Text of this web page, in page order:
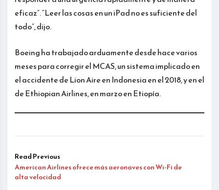
eficaz”. “Leer las cosas en un iPad no es suficiente del
todo”, dijo.
Boeing ha trabajado arduamente desde hace varios
meses para corregir el MCAS, un sistema implicado en
el accidente de Lion Aire en Indonesia en el 2018, y en el
de Ethiopian Airlines, en marzo en Etiopía.
Read Previous
American Airlines ofrece más aeronaves con Wi-Fi de
alta velocidad